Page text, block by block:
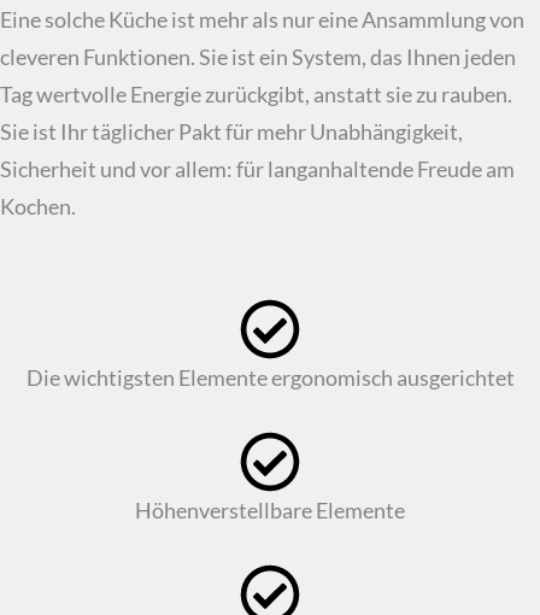
Eine solche Küche ist mehr als nur eine Ansammlung von
cleveren Funktionen. Sie ist ein System, das Ihnen jeden
Tag wertvolle Energie zurückgibt, anstatt sie zu rauben.
Sie ist Ihr täglicher Pakt für mehr Unabhängigkeit,
Sicherheit und vor allem: für langanhaltende Freude am
Kochen.
Die wichtigsten Elemente ergonomisch ausgerichtet
Höhenverstellbare Elemente